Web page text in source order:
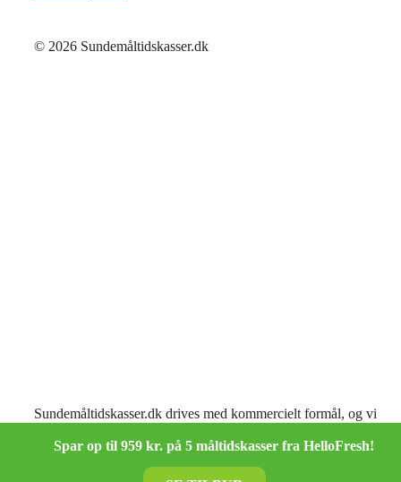
© 2026 Sundemåltidskasser.dk
Sundemåltidskasser.dk drives med kommercielt formål, og vi
omtaler her på siden.
Spar op til 959 kr. på 5 måltidskasser fra HelloFresh!